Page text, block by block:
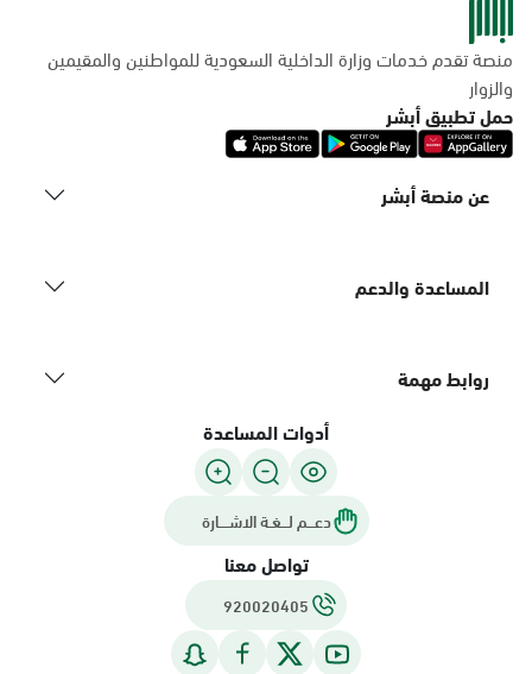
منصة تقدم خدمات وزارة الداخلية السعودية للمواطنين والمقيمين
والزوار
حمل تطبيق أبشر
عن منصة أبشر
المساعدة والدعم
روابط مهمة
أدوات المساعدة
دعـــم لـــغـة الاشــــارة
تواصل معنا
920020405